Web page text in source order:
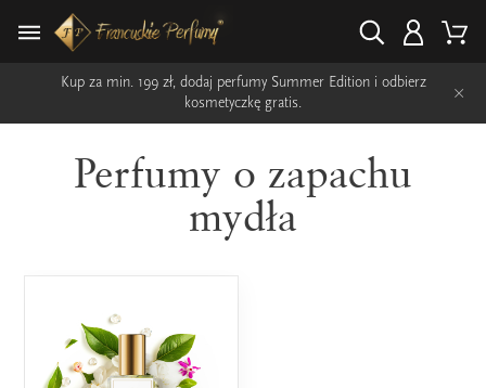
Kup za min. 199 zł, dodaj perfumy Summer Edition i odbierz
kosmetyczkę gratis.
×
Perfumy o zapachu
mydła